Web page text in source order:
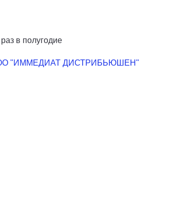
в полугодие
"ИММЕДИАТ ДИСТРИБЬЮШЕН"